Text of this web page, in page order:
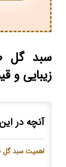
سبد گل
زیبایی و
آنچه در
اهمیت سبد گل